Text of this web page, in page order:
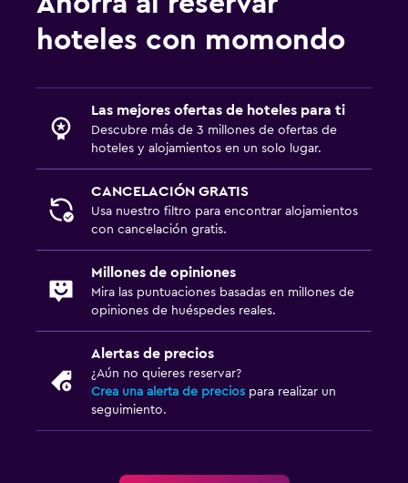
hoteles con momondo
Las mejores ofertas de hoteles para ti
Descubre más de 3 millones de ofertas de
hoteles y alojamientos en un solo lugar.
CANCELACIÓN GRATIS
Usa nuestro filtro para encontrar alojamientos
con cancelación gratis.
Millones de opiniones
Mira las puntuaciones basadas en millones de
opiniones de huéspedes reales.
Alertas de precios
¿Aún no quieres reservar?
Crea una alerta de precios para realizar un
seguimiento.